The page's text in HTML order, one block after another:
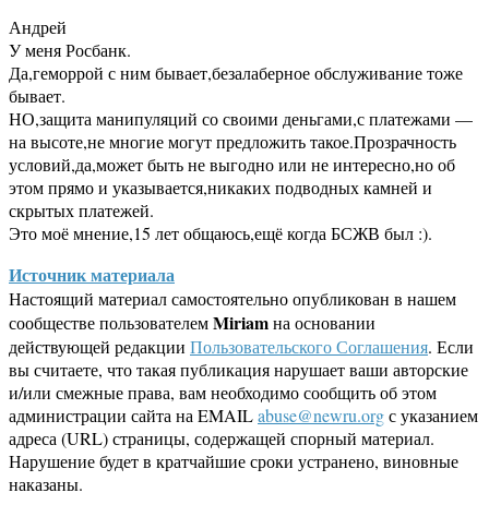
Андрей
У меня Росбанк.
Да,геморрой с ним бывает,безалаберное обслуживание тоже
бывает.
НО,защита манипуляций со своими деньгами,с платежами —
на высоте,не многие могут предложить такое.Прозрачность
условий,да,может быть не выгодно или не интересно,но об
этом прямо и указывается,никаких подводных камней и
скрытых платежей.
Это моё мнение,15 лет общаюсь,ещё когда БСЖВ был :).
Источник материала
Настоящий материал самостоятельно опубликован в нашем
сообществе пользователемMiriamна основании
действующей редакции Пользовательского Соглашения. Если
вы считаете, что такая публикация нарушает ваши авторские
и/или смежные права, вам необходимо сообщить об этом
администрации сайта на EMAILabuse@newru.orgс указанием
адреса (URL) страницы, содержащей спорный материал.
Нарушение будет в кратчайшие сроки устранено, виновные
наказаны.